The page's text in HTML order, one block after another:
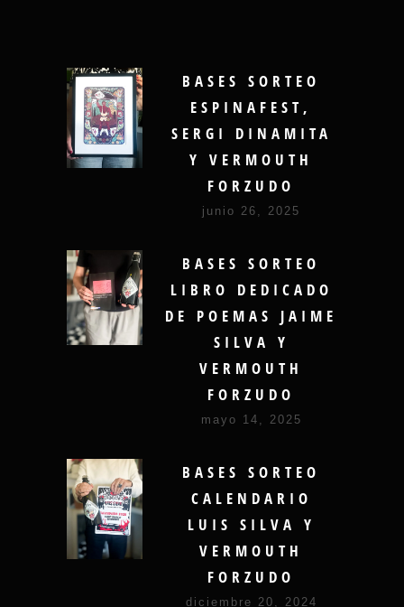
BASES SORTEO
ESPINAFEST,
SERGI DINAMITA
Y VERMOUTH
FORZUDO
junio 26, 2025
BASES SORTEO
LIBRO DEDICADO
DE POEMAS JAIME
SILVA Y
VERMOUTH
FORZUDO
mayo 14, 2025
BASES SORTEO
CALENDARIO
LUIS SILVA Y
VERMOUTH
FORZUDO
diciembre 20, 2024